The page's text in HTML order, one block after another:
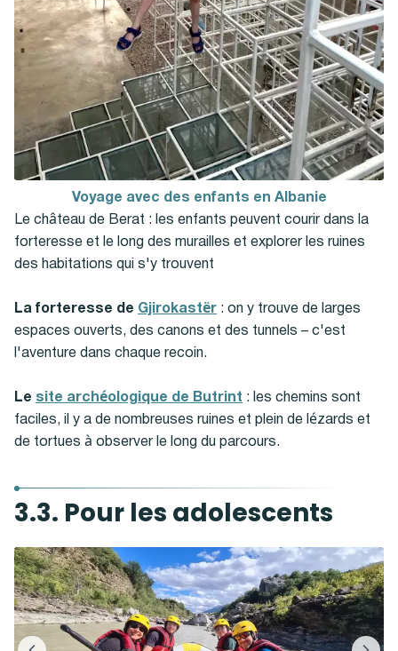
Voyage avec des enfants en Albanie
Le château de Berat : les enfants peuvent courir dans la
forteresse et le long des murailles et explorer les ruines
des habitations qui s'y trouvent
La forteresse de Gjirokastër : on y trouve de larges
espaces ouverts, des canons et des tunnels – c'est
l'aventure dans chaque recoin.
Le site archéologique de Butrint : les chemins sont
faciles, il y a de nombreuses ruines et plein de lézards et
de tortues à observer le long du parcours.
3.3. Pour les adolescents